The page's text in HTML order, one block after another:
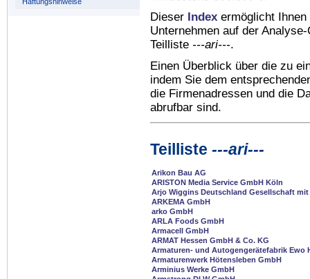
Dieser Index ermöglicht
Unternehmen auf der
Teilliste ---ari---.
Einen Überblick über die zu
indem Sie dem
die Firmenadressen und die
abrufbar sind.
Teilliste ---ari---
Arikon Bau AG
ARISTON Media Service GmbH Köln
Arjo Wiggins Deutschland Gesellschaft
ARKEMA GmbH
arko GmbH
ARLA Foods GmbH
Armacell GmbH
ARMAT Hessen GmbH & Co. KG
Armaturen- und Autogengerätefabrik Ewo
Armaturenwerk Hötensleben GmbH
Arminius Werke GmbH